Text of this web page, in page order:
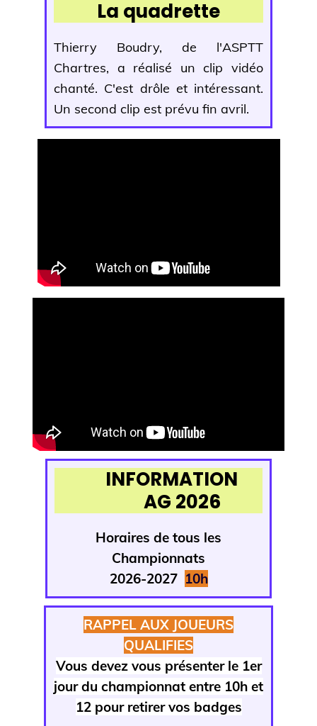
La quadrette
Thierry Boudry, de l'ASPTT
Chartres, a réalisé un clip vidéo
chanté. C'est drôle et intéressant.
Un second clip est prévu fin avril.
INFORMATION
AG 2026
Horaires de tous les
Championnats
2026-2027 10h
RAPPEL AUX JOUEURS
QUALIFIES
Vous devez vous présenter le 1er
jour du championnat entre 10h et
12 pour retirer vos badges